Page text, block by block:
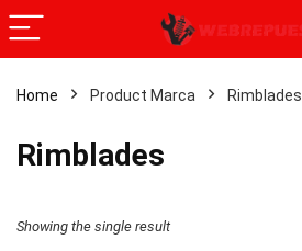
Home Product Marca ‎Rimblades
‎Rimblades
Showing the single result